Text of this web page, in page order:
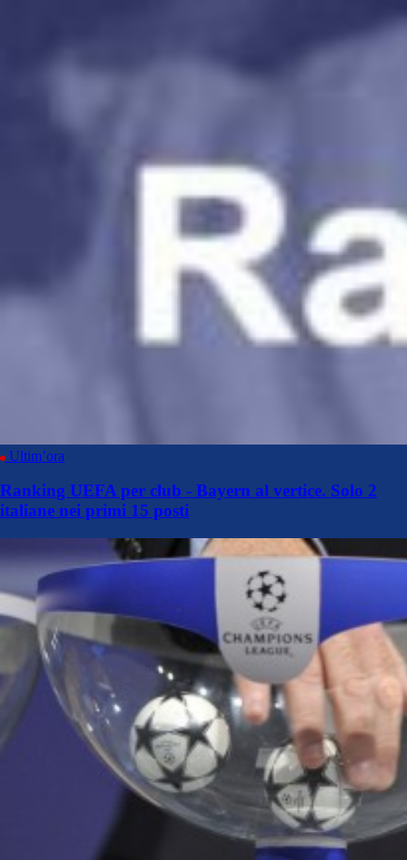
Ultim’ora
Ranking UEFA per club - Bayern al vertice. Solo 2
italiane nei primi 15 posti